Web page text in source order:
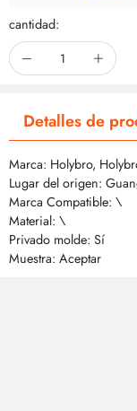
cantidad:
Detalles de
Marca: Holybro,
Lugar del origen:
Marca Compatible: \
Material: \
Privado molde: Sí
Muestra: Aceptar